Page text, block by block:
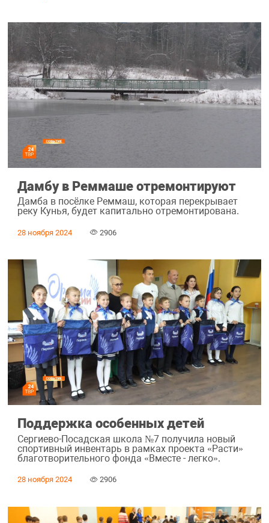
Дамбу в Реммаше отремонтируют
Дамба в посёлке Реммаш, которая перекрывает
реку Кунья, будет капитально отремонтирована.
28 ноября 2024 2906
Поддержка особенных детей
Сергиево-Посадская школа №7 получила новый
спортивный инвентарь в рамках проекта «Расти»
благотворительного фонда «Вместе - легко».
28 ноября 2024 2906